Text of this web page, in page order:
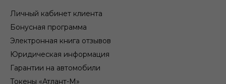
Личный кабинет клиента
Бонусная программа
Электронная книга отзывов
Юридическая информация
Гарантии на автомобили
Токены «Атлант-М»